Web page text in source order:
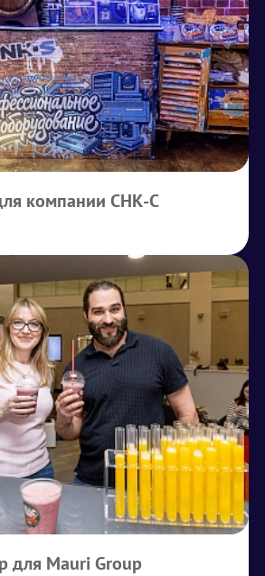
компании СНК-С
для Mauri Group